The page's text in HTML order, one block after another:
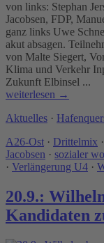
von links: Stephan
Jacobsen, FDP,
ganz links Uwe
akut absagen.
von Malte Siegert,
Klima und Verkehr
Zukunft Elbinsel ...
weiterlesen →
Aktuelles ·
A26-Ost · Drittelmix ·
Jacobsen · sozialer
· Verlängerung U4 ·
20.9.:
Kandidaten